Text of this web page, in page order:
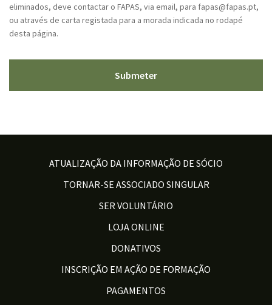
eliminados, deve contactar o FAPAS, via email, para fapas@fapas.pt,
ou através de carta registada para a morada indicada no rodapé
desta página.
ATUALIZAÇÃO DA INFORMAÇÃO DE SÓCIO
TORNAR-SE ASSOCIADO SINGULAR
SER VOLUNTÁRIO
LOJA ONLINE
DONATIVOS
INSCRIÇÃO EM AÇÃO DE FORMAÇÃO
PAGAMENTOS